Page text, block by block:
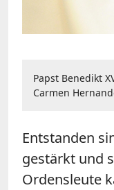
Papst Benedikt
Carmen
Entstanden
gestärkt und
Ordensleute